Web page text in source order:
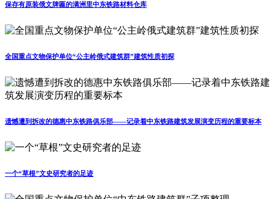
保存有原装俄文牌匾的满洲里中东铁路材料仓库
全国重点文物保护单位“公主岭俄式建筑群”建筑性质初探
遗憾遭到拆改的德惠中东铁路俱乐部——记录着中东铁路建筑发展演变历程的重要标本
一个“草根”文史研究者的足迹